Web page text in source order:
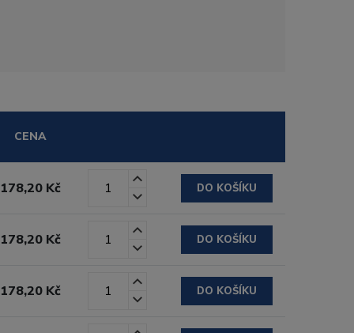
CENA
178,20 Kč DO KOŠÍKU
178,20 Kč DO KOŠÍKU
178,20 Kč DO KOŠÍKU